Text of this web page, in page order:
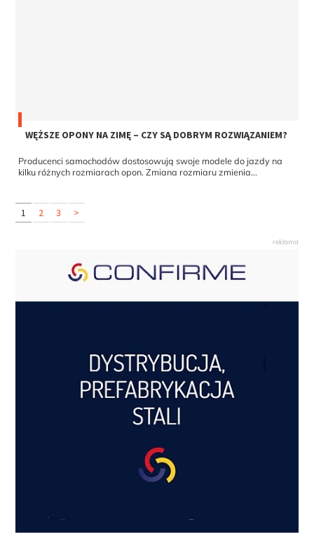
WĘŻSZE OPONY NA ZIMĘ – CZY SĄ DOBRYM ROZWIĄZANIEM?
Producenci samochodów dostosowują swoje modele do jazdy na
kilku różnych rozmiarach opon. Zmiana rozmiaru zmienia...
1 2 3 >